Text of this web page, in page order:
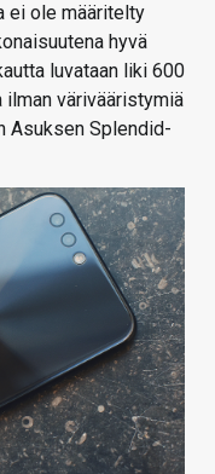
ei ole määritelty
hyvä
luvataan liki 600
värivääristymiä
Asuksen Splendid-